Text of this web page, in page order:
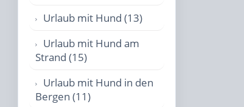
Urlaub mit Hund (13)
Urlaub mit Hund am
Strand (15)
Urlaub mit Hund in den
Bergen (11)